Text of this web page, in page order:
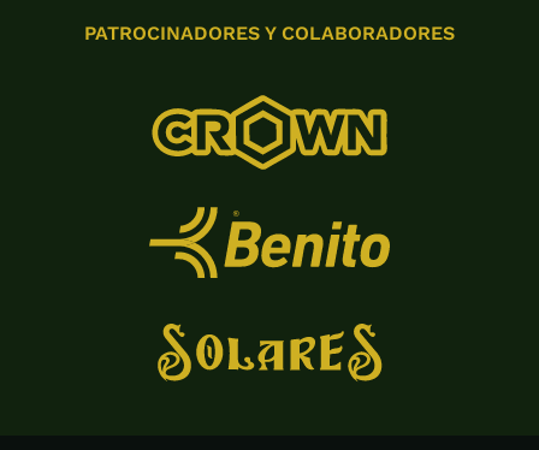
PATROCINADORES Y COLABORADORES